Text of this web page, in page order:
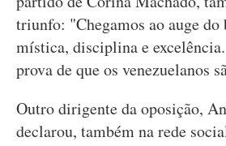
triunfo: "Chegamos ao auge do
mística, disciplina e
prova de que os venezuelanos
Outro dirigente da oposição,
declarou, também na rede